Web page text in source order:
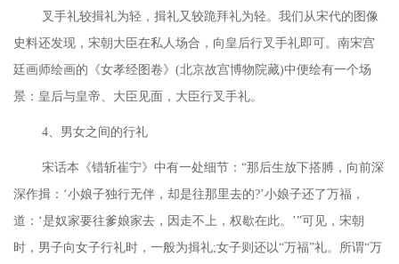
叉手礼较揖礼为轻，揖礼又较跪拜礼为轻。我们从宋代的图像
史料还发现，宋朝大臣在私人场合，向皇后行叉手礼即可。南宋宫
廷画师绘画的《女孝经图卷》 (北京故宫博物院藏)中便绘有一个场
景：皇后与皇帝、大臣见面，大臣行叉手礼。
4、男女之间的行礼
宋话本《错斩崔宁》中有一处细节： “那后生放下搭膊，向前深
深作揖：‘小娘子独行无伴，却是往那里去的?’小娘子还了万福，
道：‘是奴家要往爹娘家去，因走不上，权歇在此。’”可见，宋朝
时，男子向女子行礼时，一般为揖礼;女子则还以“万福”礼。所谓“万